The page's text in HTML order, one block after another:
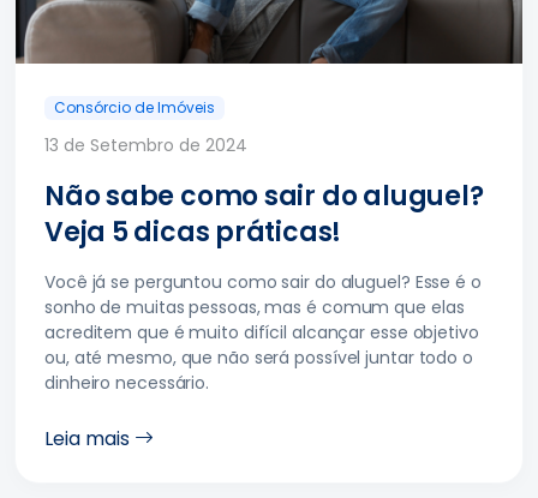
Consórcio de Imóveis
13 de Setembro de 2024
Não sabe como sair do aluguel?
Veja 5 dicas práticas!
Você já se perguntou como sair do aluguel? Esse é o
sonho de muitas pessoas, mas é comum que elas
acreditem que é muito difícil alcançar esse objetivo
ou, até mesmo, que não será possível juntar todo o
dinheiro necessário.
Leia mais